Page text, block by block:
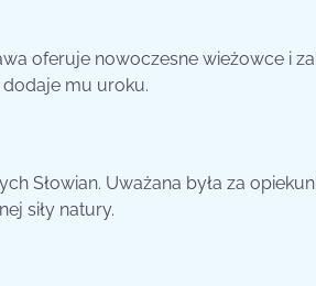
oferuje nowoczesne wieżowce i
dodaje mu uroku.
Słowian. Uważana była za
siły natury.